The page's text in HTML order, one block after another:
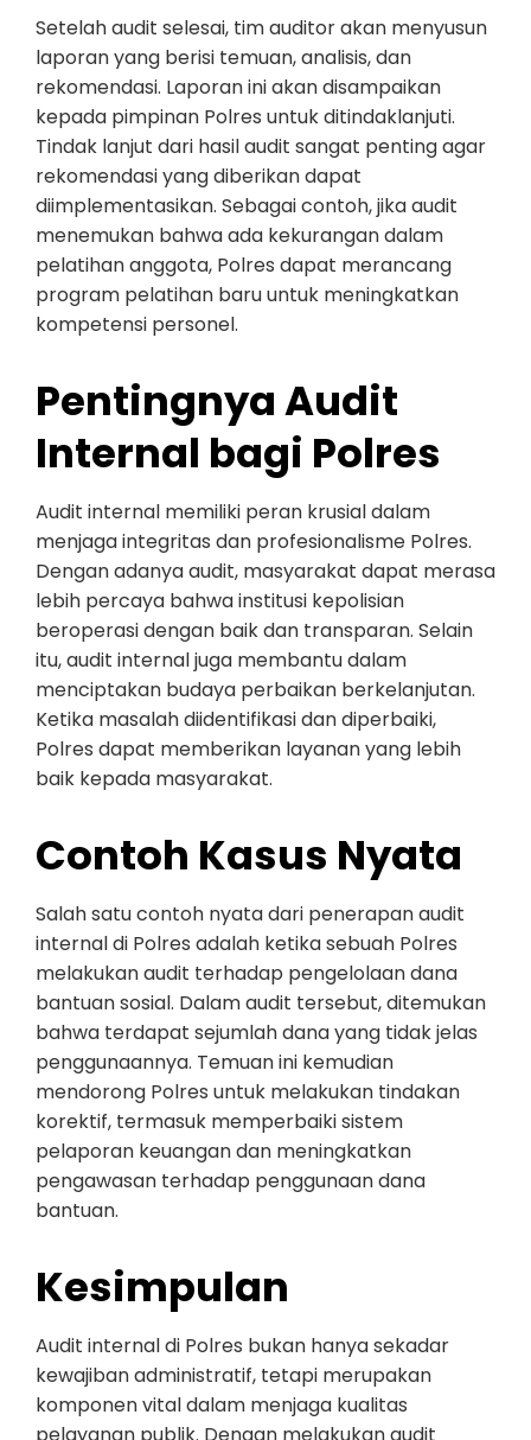
Setelah audit selesai, tim auditor akan menyusun
laporan yang berisi temuan, analisis, dan
rekomendasi. Laporan ini akan disampaikan
kepada pimpinan Polres untuk ditindaklanjuti.
Tindak lanjut dari hasil audit sangat penting agar
rekomendasi yang diberikan dapat
diimplementasikan. Sebagai contoh, jika audit
menemukan bahwa ada kekurangan dalam
pelatihan anggota, Polres dapat merancang
program pelatihan baru untuk meningkatkan
kompetensi personel.
Pentingnya Audit
Internal bagi Polres
Audit internal memiliki peran krusial dalam
menjaga integritas dan profesionalisme Polres.
Dengan adanya audit, masyarakat dapat merasa
lebih percaya bahwa institusi kepolisian
beroperasi dengan baik dan transparan. Selain
itu, audit internal juga membantu dalam
menciptakan budaya perbaikan berkelanjutan.
Ketika masalah diidentifikasi dan diperbaiki,
Polres dapat memberikan layanan yang lebih
baik kepada masyarakat.
Contoh Kasus Nyata
Salah satu contoh nyata dari penerapan audit
internal di Polres adalah ketika sebuah Polres
melakukan audit terhadap pengelolaan dana
bantuan sosial. Dalam audit tersebut, ditemukan
bahwa terdapat sejumlah dana yang tidak jelas
penggunaannya. Temuan ini kemudian
mendorong Polres untuk melakukan tindakan
korektif, termasuk memperbaiki sistem
pelaporan keuangan dan meningkatkan
pengawasan terhadap penggunaan dana
bantuan.
Kesimpulan
Audit internal di Polres bukan hanya sekadar
kewajiban administratif, tetapi merupakan
komponen vital dalam menjaga kualitas